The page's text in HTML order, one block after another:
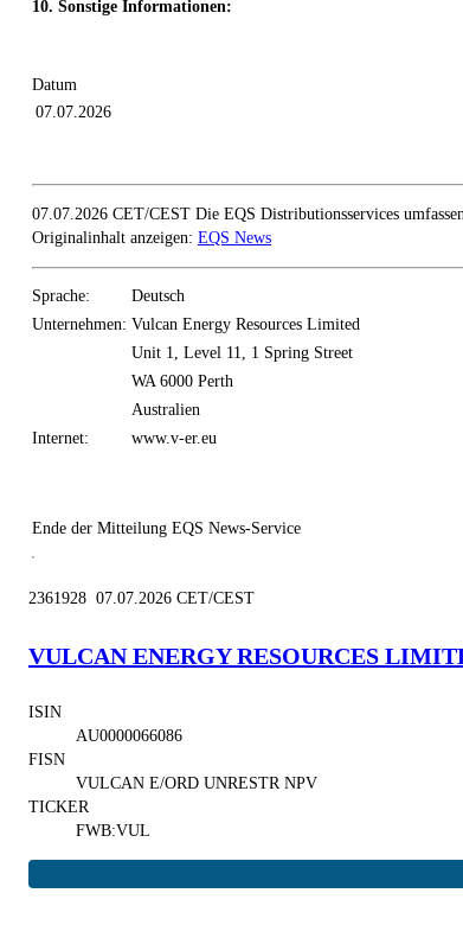
10. Sonstige Informationen:
Datum
07.07.2026
07.07.2026 CET/CEST Die EQS Distributionsservices
Originalinhalt anzeigen: EQS News
Sprache:
Deutsch
Unternehmen: Vulcan Energy Resources Limited
Unit 1, Level 11, 1 Spring Street
WA 6000 Perth
Australien
Internet:
www.v-er.eu
Ende der Mitteilung EQS News-Service
2361928 07.07.2026 CET/CEST
VULCAN ENERGY RESOURCES
ISIN
AU0000066086
FISN
VULCAN E/ORD UNRESTR NPV
TICKER
FWB:VUL